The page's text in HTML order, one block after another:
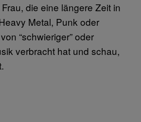
die eine längere Zeit in
Metal, Punk oder
“schwieriger” oder
verbracht hat und schau,